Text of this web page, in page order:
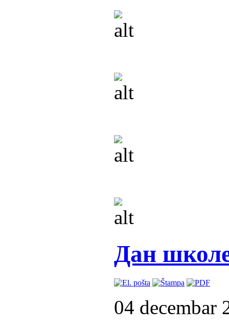
Дан
04 decembar